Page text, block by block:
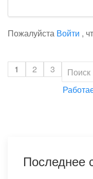
Пожалуйста Войти ,
1 2
3
Последнее